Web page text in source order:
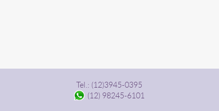
Tel.: (12)3945-0395
(12) 98245-6101